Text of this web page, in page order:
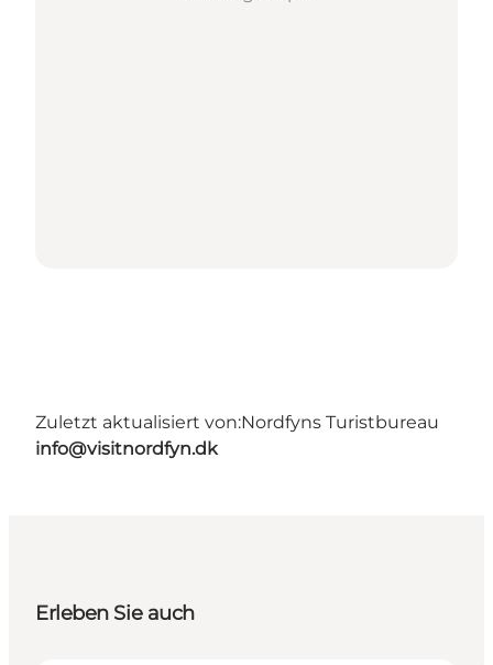
Zuletzt aktualisiert von:Nordfyns Turistbureau
info@visitnordfyn.dk
Erleben Sie auch